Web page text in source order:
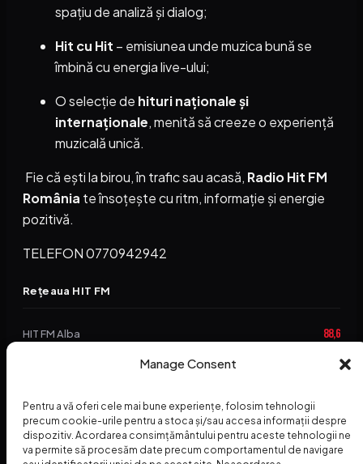
Manage Consent
Pentru a vă oferi cele mai bune experiențe, folosim tehnologii
precum cookie-urile pentru a stoca și/sau accesa informații despre
dispozitiv. Acordarea consimțământului pentru aceste tehnologii ne
va permite să procesăm date precum comportamentul de navigare
spațiu de analiză și dialog;
Hit cu Hit – emisiunea unde muzica bună se
îmbină cu energia live-ului;
O selecție de hituri naționale și
internaționale, menită să creeze o experiență
muzicală unică.
Fie că ești la birou, în trafic sau acasă, Radio Hit FM
România te însoțește cu ritm, informație și energie
pozitivă.
TELEFON 0770942942
Rețeaua HIT FM
HIT FM Alba 88,6
94,2
HIT FM Abrud 94,3
HIT FM Horezu 95,1